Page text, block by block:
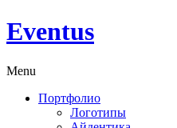
Eventus
Menu
Портфолио
Логотипы